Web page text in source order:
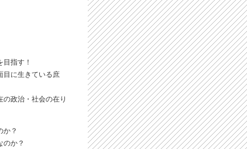
指す！
目に生きている庶
政治・社会の在り
か？
のか？